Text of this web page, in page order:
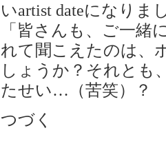
いartist dateになりま
「皆さんも、ご一緒
れて聞こえたのは、
しょうか？それとも
たせい…（苦笑）？
つづく